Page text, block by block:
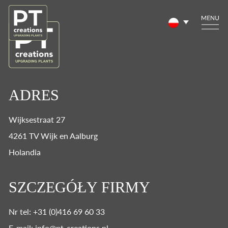
ADRES
Wijksestraat 27
4261 TV Wijk en Aalburg
Holandia
SZCZEGÓŁY FIRMY
Nr tel: +31 (0)416 69 60 33